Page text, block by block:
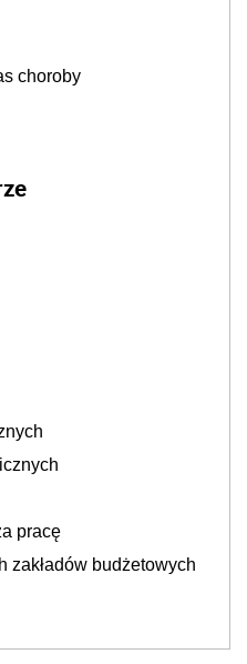
choroby
pracę
zakładów budżetowych